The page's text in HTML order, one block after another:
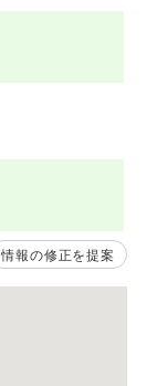
情報の修正を提案